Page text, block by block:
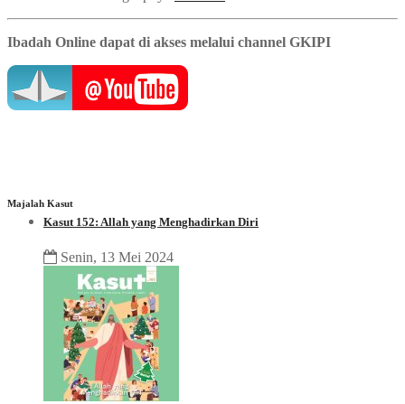
Ibadah Online dapat di akses melalui channel GKIPI
Majalah Kasut
Kasut 152: Allah yang Menghadirkan Diri
Senin, 13 Mei 2024